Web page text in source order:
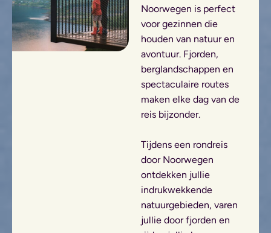
Noorwegen is perfect
voor gezinnen die
houden van natuur en
avontuur. Fjorden,
berglandschappen en
spectaculaire routes
maken elke dag van de
reis bijzonder.
Tijdens een rondreis
door Noorwegen
ontdekken jullie
indrukwekkende
natuurgebieden, varen
jullie door fjorden en